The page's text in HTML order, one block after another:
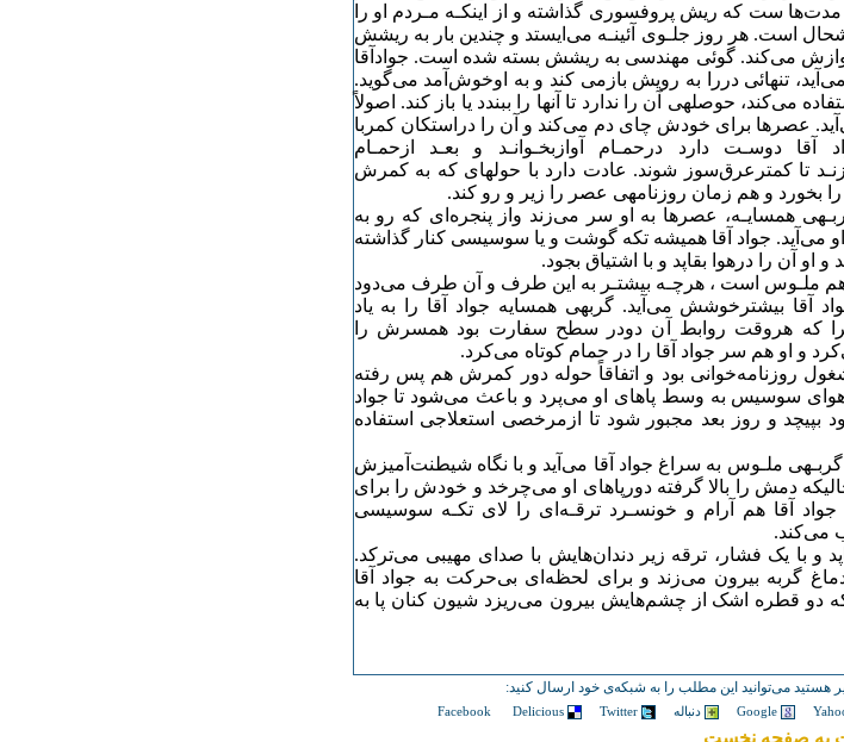
ست که ریش پروفسوری گذاشته و از اینکـه مـردم او را
است. هر روز جلـوی آئینـه می‌ایستد و چندین بار به ریشش
می‌کند. گوئی مهندسی به ریشش بسته شده است. جوادآقا
می‌آید، تنهائی دررا به‌ رویش بازمی کند و به اوخوش‌آمد می‌گوید.
می‌کند، حوصله‍ی آن ‌را ندارد تا آنها را ببندد یا باز کند. اصولاً
عصرها برای خودش چای دم می‌کند و آن‌ را دراستکان کمربا
دوسـت دارد درحمـام آوازبخـوانـد و بعـد ازحمـام
زیـربغل‌هایـش را پودربزنـد تا کمترعرق‌سوز شوند. عادت دارد با حوله‎ای که به کمرش
بخورد و هم‌ زمان روزنامه‍ی عصر را زیر و رو کند.
همسایـه، عصرها به او سر می‌زند واز پنجره‌ای که رو به
می‌آید. جواد آقا همیشه تکه گوشت و یا سوسیسی کنار گذاشته
او آن را درهوا بقاپد و با اشتیاق بجود.
هم ملـوس است ، هرچـه بیشتـر به این طرف و آن طرف می‌دود
آقا بیشترخوشش می‌آید. گربه‍ی همسایه جواد آقا را به یاد
که هروقت روابط آن دودر سطح سفارت بود همسرش را
و او هم سر جواد آقا را در حمام کوتاه می‌کرد.
روزنامه‌خوانی بود و اتفاقاً حوله دور کمرش هم پس رفته
هوای سوسیس به وسط پاهای او می‌پرد و باعث می‌شود تا جواد
بپیچد و روز بعد مجبور شود تا ازمرخصی استعلاجی استفاده
ملـوس به‌ سراغ جواد آقا می‌آید و با نگاه شیطنت‌آمیزش
دمش را بالا گرفته دورپاهای او می‌چرخد و خودش را برای
آقا هم آرام و خونسـرد ترقـه‌ای را لای تکـه سوسیسی
می‌کند.
و با یک فشار، ترقه زیر دندان‌هایش با صدای مهیبی می‌ترکد.
گربه بیرون می‌زند و برای لحظه‌ای بی‌حرکت به جواد آقا
دو قطره اشک از چشم‌هایش بیرون می‌ریزد شیون کنان پا به
هستید می‌توانید این مطلب را به شبکه‌ی خود ارسال کنید:
Facebook Delicious Twitter Google
به صفحه نخست